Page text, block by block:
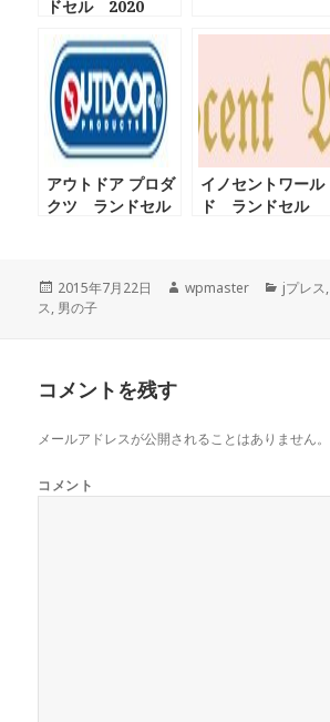
ドセル 2020
アウトドア プロダ
クツ ランドセル
イノセントワール
ド ランドセル
投
稿
2015年7月22日
作
wpmaster
カ
jプレス,
ス, 男の子
コメントを残す
メールアドレスが公開されることはありません。
コメント